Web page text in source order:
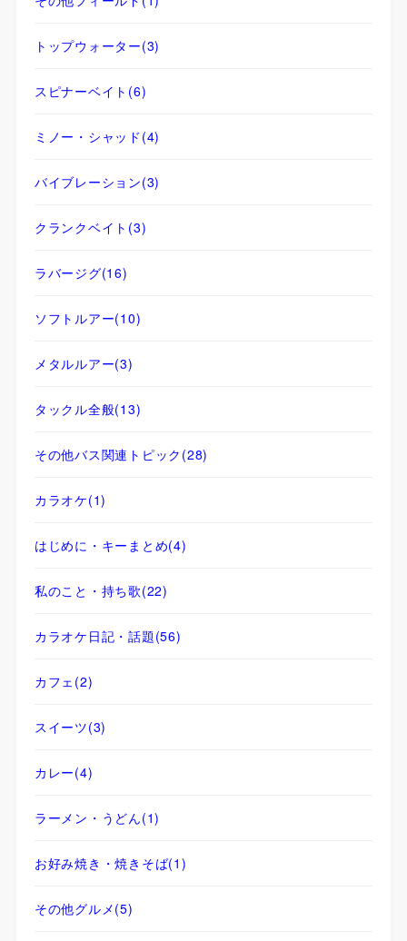
トップウォーター(3)
スピナーベイト (6)
ミノー・シャッド (4)
バイブレーション(3)
クランクベイト (3)
ラバージグ(16)
ソフトルアー(10)
メタルルアー(3)
タックル全般(13)
その他バス関連トピック (28)
カラオケ(1)
はじめに・キーまとめ(4)
私のこと・持ち歌(22)
カラオケ日記・話題(56)
カフェ (2)
スイーツ(3)
カレー(4)
ラーメン・うどん(1)
お好み焼き・焼きそば(1)
その他グルメ(5)